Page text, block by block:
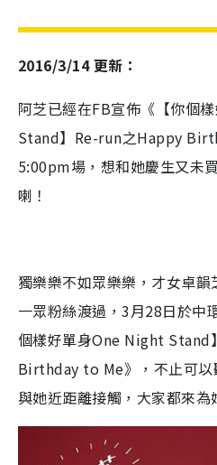
2016/3/14 更新：
阿芝已經在FB宣佈《【你個
Stand】Re-run之Happy
5:00pm場，想和她慶生又未
喇！
獨樂樂不如眾樂樂，才女卓
一眾粉絲渡過，3月28日於中
個樣好單身One Night Stand
Birthday to Me》，不止可以
與她近距離接觸，大家都來為